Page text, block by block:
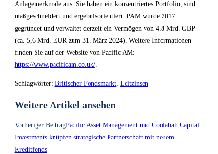
Anlagemerkmale aus: Sie haben ein konzentriertes Portfolio, sind
maßgeschneidert und ergebnisorientiert. PAM wurde 2017
gegründet und verwaltet derzeit ein Vermögen von 4,8 Mrd. GBP
(ca. 5,6 Mrd. EUR zum 31. März 2024). Weitere Informationen
finden Sie auf der Website von Pacific AM:
https://www.pacificam.co.uk/.
Schlagwörter: Britischer Fondsmarkt, Leitzinsen
Weitere Artikel ansehen
Vorheriger BeitragPacific Asset Management und Coolabah Capital
Investments knüpfen strategische Partnerschaft mit neuem
Kreditfonds